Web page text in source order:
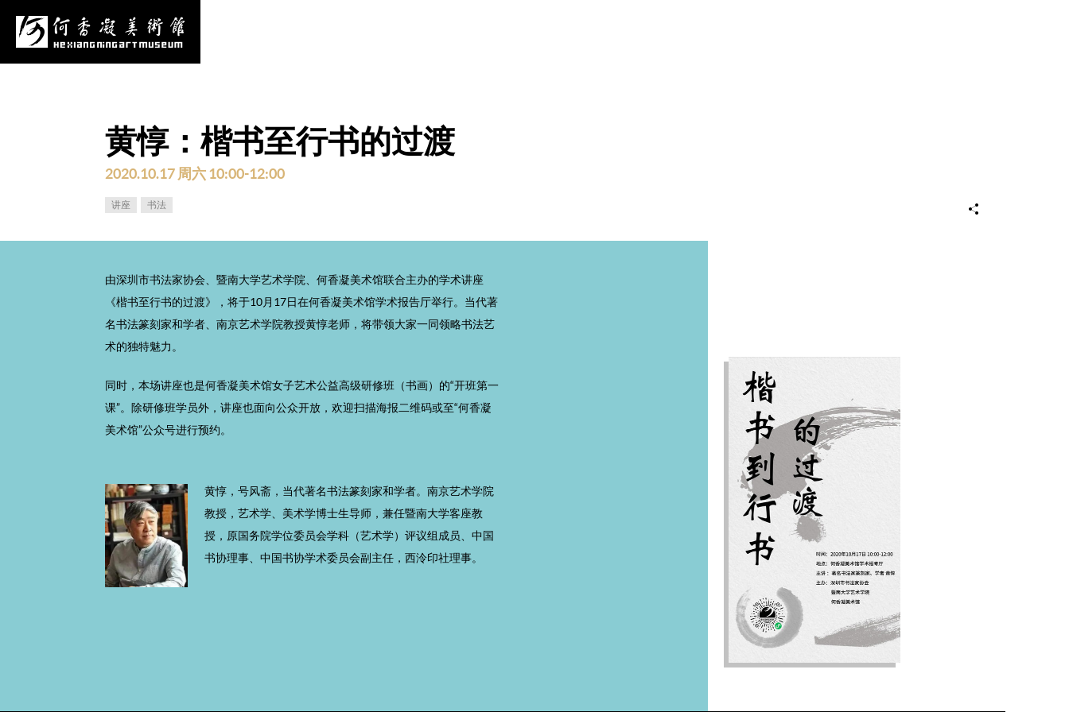
项目申报 采购公告 更多
黄惇：楷书至行书的过渡
2020.10.17 周六 10:00-12:00
讲座 书法
由深圳市书法家协会、暨南大学艺术学院、何香凝美术馆联合主办的学术讲座
《楷书至行书的过渡》，将于10月17日在何香凝美术馆学术报告厅举行。当代著
名书法篆刻家和学者、南京艺术学院教授黄惇老师，将带领大家一同领略书法艺
术的独特魅力。
同时，本场讲座也是何香凝美术馆女子艺术公益高级研修班（书画）的“开班第一
课”。除研修班学员外，讲座也面向公众开放，欢迎扫描海报二维码或至“何香凝
美术馆”公众号进行预约。
黄惇，号风斋，当代著名书法篆刻家和学者。南京艺术学院
教授，艺术学、美术学博士生导师，兼任暨南大学客座教
授，原国务院学位委员会学科（艺术学）评议组成员、中国
书协理事、中国书协学术委员会副主任，西泠印社理事。